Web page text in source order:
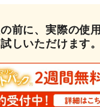
前に、実際の使
しいただけます。